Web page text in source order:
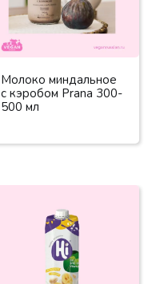
Молоко миндальное
с кэробом Prana 300-
500 мл